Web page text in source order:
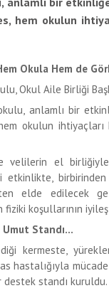
hem okulun
Okula Hem de
Okul Aile Birliği
anlamlı bir
okulun ihtiyaçları
velilerin el
etkinlikte,
elde edilecek
fiziki koşullarının
Umut Standı…
kermeste,
hastalığıyla
standı kuruldu.